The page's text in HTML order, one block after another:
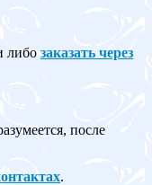
либо заказать через
после
.